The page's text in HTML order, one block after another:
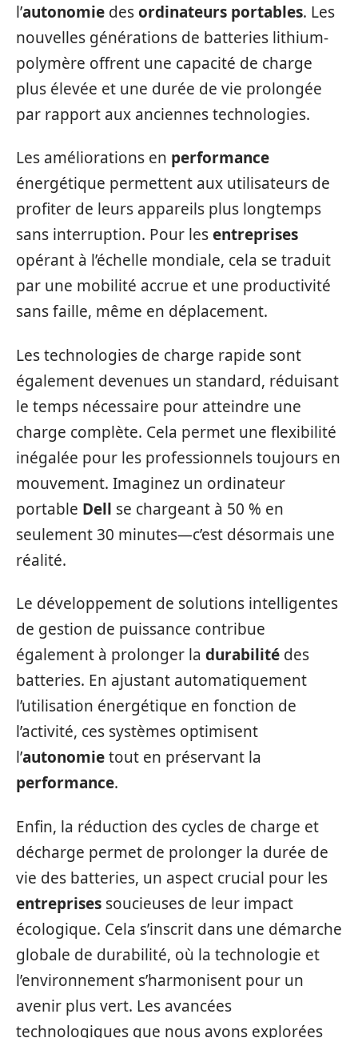
l’autonomie desordinateurs portables. Les
nouvelles générations de batteries lithium-
polymère offrent une capacité de charge
plus élevée et une durée de vie prolongée
par rapport aux anciennes technologies.
Les améliorations en performance
énergétique permettent aux utilisateurs de
profiter de leurs appareils plus longtemps
sans interruption. Pour lesentreprises
opérant à l’échelle mondiale, cela se traduit
par une mobilité accrue et une productivité
sans faille, même en déplacement.
Les technologies de charge rapide sont
également devenues un standard, réduisant
le temps nécessaire pour atteindre une
charge complète. Cela permet une flexibilité
inégalée pour les professionnels toujours en
mouvement. Imaginez un ordinateur
portable Dell se chargeant à 50 % en
seulement 30 minutes—c’est désormais une
réalité.
Le développement de solutions intelligentes
de gestion de puissance contribue
également à prolonger la durabilité des
batteries. En ajustant automatiquement
l’utilisation énergétique en fonction de
l’activité, ces systèmes optimisent
l’autonomietout en préservant la
performance.
Enfin, la réduction des cycles de charge et
décharge permet de prolonger la durée de
vie des batteries, un aspect crucial pour les
entreprises soucieuses de leur impact
écologique. Cela s’inscrit dans une démarche
globale de durabilité, où la technologie et
l’environnement s’harmonisent pour un
avenir plus vert. Les avancées
technologiques que nous avons explorées